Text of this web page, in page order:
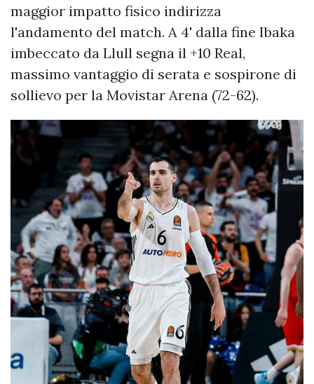
maggior impatto fisico indirizza
l'andamento del match. A 4' dalla fine Ibaka
imbeccato da Llull segna il +10 Real,
massimo vantaggio di serata e sospirone di
sollievo per la Movistar Arena (72-62).